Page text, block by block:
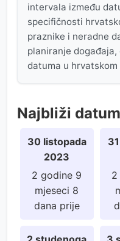
intervala između
specifičnosti
praznike i neradne
planiranje
datuma u
Najbliži
30 listopada
2023
2 godine 9
mjeseci 8
dana prije
2